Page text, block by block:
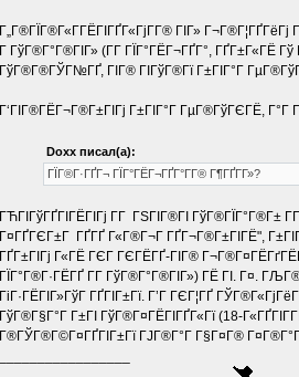
Г„Г®ГЇГ®Г«Г­ГЁГІГҐГ«ГјГ­Г® ГІГ» Г¬Г®Г¦ГҐГёГј
Г ГўГ®Г°Г®ГІГ» (Г­Г ГЇГ°ГЁГ¬ГҐГ°, ГҐГ±Г«ГЁ
ГўГ®Г®ГЎГ№ГҐ, ГІГ® ГІГўГ®Гї Г±ГІГ°Г
Г‘ГІГ®ГЁГ¬Г®Г±ГІГј Г±ГІГ°Г ГµГ®ГўГЄГЁ, Г°Г
Doxx писал(а):
ГЇГ®Г·ГҐГ¬ ГЇГ°ГЁГ¬ГҐГ°Г­Г® Г¶ГҐГ­Г»?
ГЋГІГўГҐГІГЁГІГј Г­Г ГЅГІГ®ГІ ГўГ®ГЇГ°Г®Г±
Г¤ГҐГЄГ±Г ГҐГҐ Г«Г®Г¬Г ГҐГ¬Г®Г±ГІГЁ",
ГҐГ±ГІГј Г«ГЁ ГЄГ ГЄГЁГҐ-ГІГ®
ГЇГ°Г®Г·ГЁГҐ Г­Г ГўГ®Г°Г®ГІГ») ГЁ ГІ. Г¤.
ГіГ·ГЁГІГ»ГўГ ГҐГІГ±Гї. Г’Г ГЄГ¦ГҐ
ГўГ®Г§Г°Г Г±ГІ ГўГ®Г¤ГЁГІГҐГ«Гї (18-
Г®ГЎГ®Г©Г¤ГҐГІГ±Гї ГЈГ®Г°Г Г§Г¤Г®